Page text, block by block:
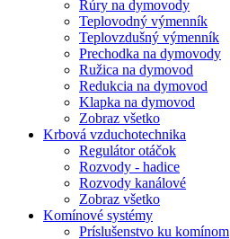
Rúry na dymovody
Teplovodný výmenník
Teplovzdušný výmenník
Prechodka na dymovody
Ružica na dymovod
Redukcia na dymovod
Klapka na dymovod
Zobraz všetko
Krbová vzduchotechnika
Regulátor otáčok
Rozvody - hadice
Rozvody kanálové
Zobraz všetko
Komínové systémy
Príslušenstvo ku komínom